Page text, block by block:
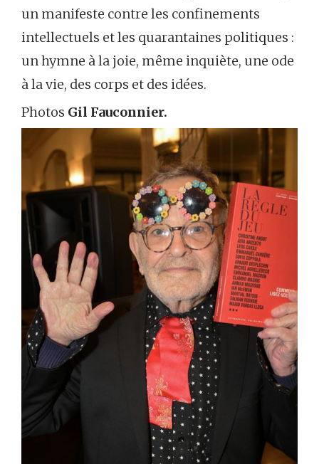
un manifeste contre les confinements
intellectuels et les quarantaines politiques :
un hymne à la joie, même inquiète, une ode
à la vie, des corps et des idées.
Photos Gil Fauconnier.